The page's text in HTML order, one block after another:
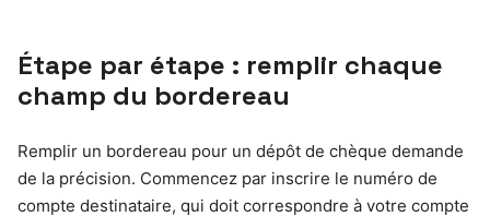
Étape par étape : remplir chaque
champ du bordereau
Remplir un bordereau pour un dépôt de chèque demande
de la précision. Commencez par inscrire le numéro de
compte destinataire, qui doit correspondre à votre compte